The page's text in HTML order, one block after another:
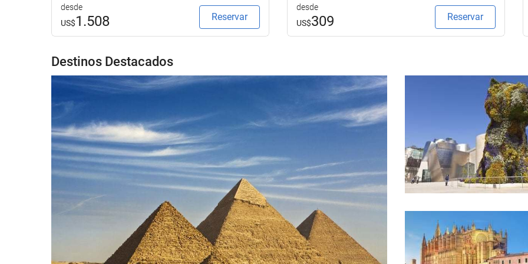
desde
US$1.508 Reservar
desde
US$309 Reservar
Destinos Destacados